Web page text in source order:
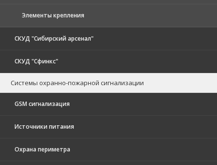
Элементы крепления
СКУД "Сибирский арсенал"
СКУД "Сфинкс"
Системы охранно-пожарной сигнализации
GSM сигнализация
Источники питания
Охрана периметра